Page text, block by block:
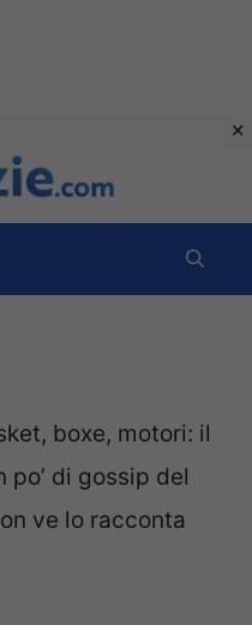
boxe, motori: il
di gossip del
ve lo racconta